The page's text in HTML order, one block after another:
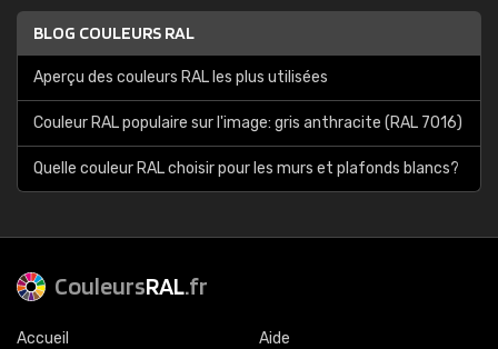
BLOG COULEURS RAL
Aperçu des couleurs RAL les plus utilisées
Couleur RAL populaire sur l'image: gris anthracite (RAL 7016)
Quelle couleur RAL choisir pour les murs et plafonds blancs?
CouleursRAL.fr
Accueil
Aide